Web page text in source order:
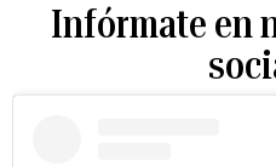
Infórmate en